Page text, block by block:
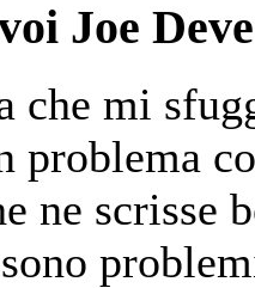
Joe
che mi
problema
ne